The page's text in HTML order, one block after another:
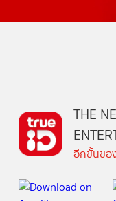
THE
อีกขั้นขอ